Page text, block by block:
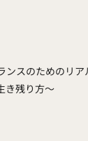
ンスのためのリア
き残り方〜